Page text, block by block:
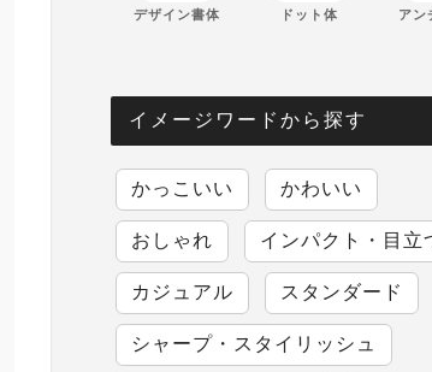
デザイン書体 ドット体 アン
イメージワードから探す
かっこいい かわいい
おしゃれ インパクト・目立
カジュアル スタンダード
シャープ・スタイリッシュ